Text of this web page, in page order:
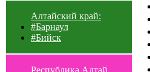
Алтайский край:
#Барнаул
#Бийск
Республика Алтай